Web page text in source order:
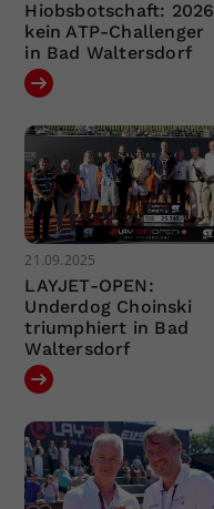
Hiobsbotschaft: 2026
kein ATP-Challenger
in Bad Waltersdorf
21.09.2025
LAYJET-OPEN:
Underdog Choinski
triumphiert in Bad
Waltersdorf